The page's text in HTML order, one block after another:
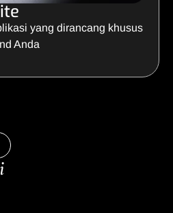
yang dirancang khusus
Anda